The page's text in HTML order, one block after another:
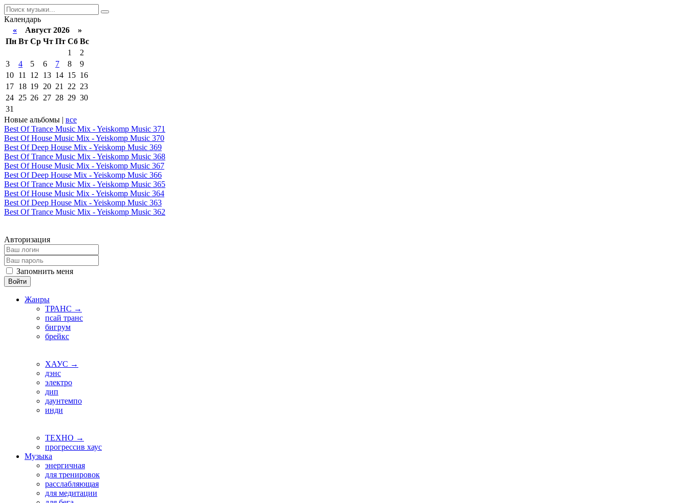
Календарь
« Август 2026 »
Пн Вт Ср Чт Пт Сб Вс
1
2
3
4 5 6 7 8
9
10 11 12 13 14 15 16
17 18 19 20 21 22 23
24 25 26 27 28 29 30
31
Новые альбомы | все
Best Of Trance Music Mix - Yeiskomp Music 371
Best Of House Music Mix - Yeiskomp Music 370
Best Of Deep House Mix - Yeiskomp Music 369
Best Of Trance Music Mix - Yeiskomp Music 368
Best Of House Music Mix - Yeiskomp Music 367
Best Of Deep House Mix - Yeiskomp Music 366
Best Of Trance Music Mix - Yeiskomp Music 365
Best Of House Music Mix - Yeiskomp Music 364
Best Of Deep House Mix - Yeiskomp Music 363
Best Of Trance Music Mix - Yeiskomp Music 362
Авторизация
Запомнить меня
Войти
Жанры
ТРАНС →
псай транс
бигрум
брейкс
ХАУС →
дэнс
электро
дип
даунтемпо
инди
ТЕХНО →
прогрессив хаус
Музыка
энергичная
для тренировок
расслабляющая
для медитации